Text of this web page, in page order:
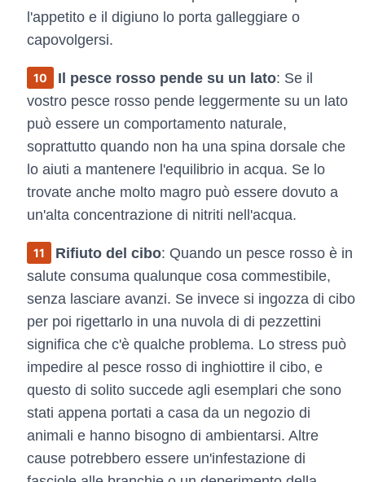
l'appetito e il digiuno lo porta galleggiare o
capovolgersi.
Il pesce rosso pende su un lato: Se il
vostro pesce rosso pende leggermente su un lato
può essere un comportamento naturale,
soprattutto quando non ha una spina dorsale che
lo aiuti a mantenere l'equilibrio in acqua. Se lo
trovate anche molto magro può essere dovuto a
un'alta concentrazione di nitriti nell'acqua.
Rifiuto del cibo: Quando un pesce rosso è in
salute consuma qualunque cosa commestibile,
senza lasciare avanzi. Se invece si ingozza di cibo
per poi rigettarlo in una nuvola di di pezzettini
significa che c'è qualche problema. Lo stress può
impedire al pesce rosso di inghiottire il cibo, e
questo di solito succede agli esemplari che sono
stati appena portati a casa da un negozio di
animali e hanno bisogno di ambientarsi. Altre
cause potrebbero essere un'infestazione di